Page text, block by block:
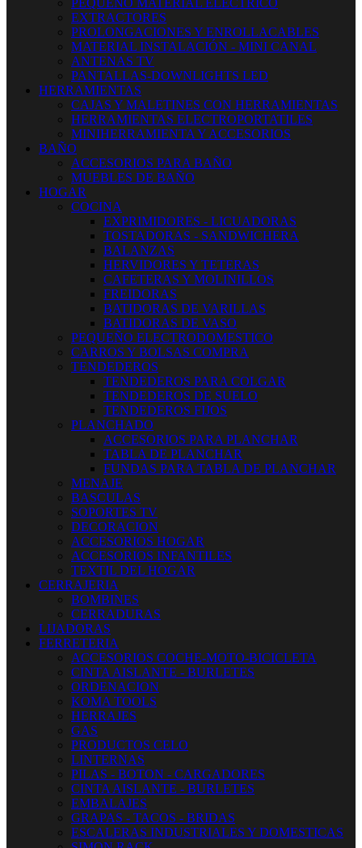
PEQUEÑO MATERIAL ELECTRICO
EXTRACTORES
PROLONGACIONES Y ENROLLACABLES
MATERIAL INSTALACIÓN - MINI CANAL
ANTENAS TV
PANTALLAS-DOWNLIGHTS LED
HERRAMIENTAS
CAJAS Y MALETINES CON HERRAMIENTAS
HERRAMIENTAS ELECTROPORTATILES
MINIHERRAMIENTA Y ACCESORIOS
BAÑO
ACCESORIOS PARA BAÑO
MUEBLES DE BAÑO
HOGAR
COCINA
EXPRIMIDORES - LICUADORAS
TOSTADORAS - SANDWICHERA
BALANZAS
HERVIDORES Y TETERAS
CAFETERAS Y MOLINILLOS
FREIDORAS
BATIDORAS DE VARILLAS
BATIDORAS DE VASO
PEQUEÑO ELECTRODOMESTICO
CARROS Y BOLSAS COMPRA
TENDEDEROS
TENDEDEROS PARA COLGAR
TENDEDEROS DE SUELO
TENDEDEROS FIJOS
PLANCHADO
ACCESORIOS PARA PLANCHAR
TABLA DE PLANCHAR
FUNDAS PARA TABLA DE PLANCHAR
MENAJE
BASCULAS
SOPORTES TV
DECORACION
ACCESORIOS HOGAR
ACCESORIOS INFANTILES
TEXTIL DEL HOGAR
CERRAJERIA
BOMBINES
CERRADURAS
LIJADORAS
FERRETERIA
ACCESORIOS COCHE-MOTO-BICICLETA
CINTA AISLANTE - BURLETES
ORDENACION
KOMA TOOLS
HERRAJES
GAS
PRODUCTOS CELO
LINTERNAS
PILAS - BOTON - CARGADORES
CINTA AISLANTE - BURLETES
EMBALAJES
GRAPAS - TACOS - BRIDAS
ESCALERAS INDUSTRIALES Y DOMESTICAS